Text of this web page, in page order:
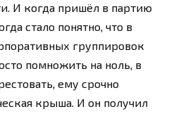
И когда пришёл в партию
стало понятно, что в
группировок
помножить на ноль, в
ему срочно
крыша. И он получил